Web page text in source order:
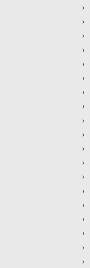
›
›
›
›
›
›
›
›
›
›
›
›
›
›
›
›
›
›
›